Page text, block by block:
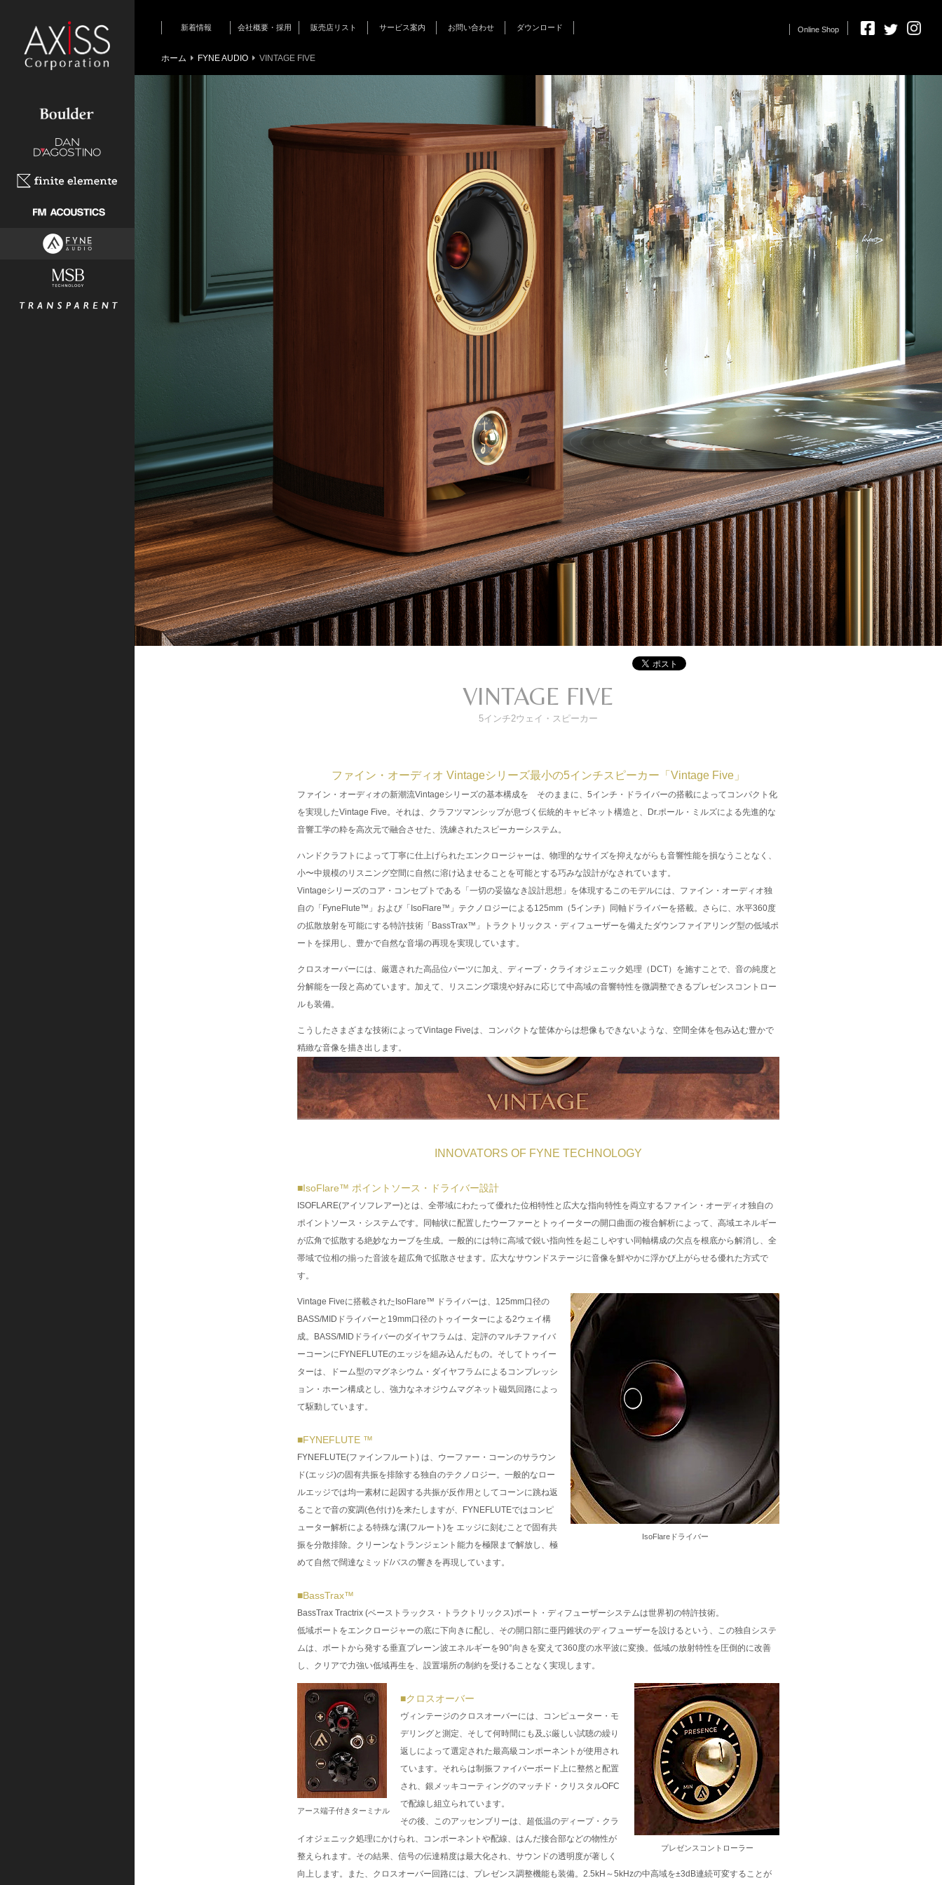
新着情報 会社概要・採用 販売店リスト サービス案内 お問い合わせ ダウンロード
ホーム FYNE AUDIO VINTAGE FIVE
Online Shop
VINTAGE FIVE
5インチ2ウェイ・スピーカー
ファイン・オーディオ Vintageシリーズ最小の5インチスピーカー「Vintage Five」
ファイン・オーディオの新潮流Vintageシリーズの基本構成を そのままに、5インチ・ドライバーの搭載によってコンパクト化
を実現したVintage Five。それは、クラフツマンシップが息づく伝統的キャビネット構造と、Dr.ポール・ミルズによる先進的な
音響工学の粋を高次元で融合させた、洗練されたスピーカーシステム。
ハンドクラフトによって丁寧に仕上げられたエンクロージャーは、物理的なサイズを抑えながらも音響性能を損なうことなく、
小〜中規模のリスニング空間に自然に溶け込ませることを可能とする巧みな設計がなされています。
Vintageシリーズのコア・コンセプトである「一切の妥協なき設計思想」を体現するこのモデルには、ファイン・オーディオ独
自の「FyneFlute™」および「IsoFlare™」テクノロジーによる125mm（5インチ）同軸ドライバーを搭載。さらに、水平360度
の拡散放射を可能にする特許技術「BassTrax™」トラクトリックス・ディフューザーを備えたダウンファイアリング型の低域ポ
ートを採用し、豊かで自然な音場の再現を実現しています。
クロスオーバーには、厳選された高品位パーツに加え、ディープ・クライオジェニック処理（DCT）を施すことで、音の純度と
分解能を一段と高めています。加えて、リスニング環境や好みに応じて中高域の音響特性を微調整できるプレゼンスコントロー
ルも装備。
こうしたさまざまな技術によってVintage Fiveは、コンパクトな筐体からは想像もできないような、空間全体を包み込む豊かで
精緻な音像を描き出します。
INNOVATORS OF FYNE TECHNOLOGY
■IsoFlare™ ポイントソース・ドライバー設計
ISOFLARE(アイソフレアー)とは、全帯域にわたって優れた位相特性と広大な指向特性を両立するファイン・オーディオ独自の
ポイントソース・システムです。同軸状に配置したウーファーとトゥイーターの開口曲面の複合解析によって、高域エネルギー
が広角で拡散する絶妙なカーブを生成。一般的には特に高域で鋭い指向性を起こしやすい同軸構成の欠点を根底から解消し、全
帯域で位相の揃った音波を超広角で拡散させます。広大なサウンドステージに音像を鮮やかに浮かび上がらせる優れた方式で
す。
IsoFlareドライバー
Vintage Fiveに搭載されたIsoFlare™ ドライバーは、125mm口径の
BASS/MIDドライバーと19mm口径のトゥイーターによる2ウェイ構
成。BASS/MIDドライバーのダイヤフラムは、定評のマルチファイバ
ーコーンにFYNEFLUTEのエッジを組み込んだもの。そしてトゥイー
ターは、ドーム型のマグネシウム・ダイヤフラムによるコンプレッシ
ョン・ホーン構成とし、強力なネオジウムマグネット磁気回路によっ
て駆動しています。
■FYNEFLUTE ™
FYNEFLUTE(ファインフルート) は、ウーファー・コーンのサラウン
ド(エッジ)の固有共振を排除する独自のテクノロジー。一般的なロー
ルエッジでは均一素材に起因する共振が反作用としてコーンに跳ね返
ることで音の変調(色付け)を来たしますが、FYNEFLUTEではコンピ
ューター解析による特殊な溝(フルート)を エッジに刻むことで固有共
振を分散排除。クリーンなトランジェント能力を極限まで解放し、極
めて自然で闊達なミッド/バスの響きを再現しています。
■BassTrax™
BassTrax Tractrix (ベーストラックス・トラクトリックス)ポート・ディフューザーシステムは世界初の特許技術。
低域ポートをエンクロージャーの底に下向きに配し、その開口部に亜円錐状のディフューザーを設けるという、この独自システ
ムは、ポートから発する垂直プレーン波エネルギーを90°向きを変えて360度の水平波に変換。低域の放射特性を圧倒的に改善
し、クリアで力強い低域再生を、設置場所の制約を受けることなく実現します。
アース端子付きターミナル
プレゼンスコントローラー
■クロスオーバー
ヴィンテージのクロスオーバーには、コンピューター・モ
デリングと測定、そして何時間にも及ぶ厳しい試聴の繰り
返しによって選定された最高級コンポーネントが使用され
ています。それらは制振ファイバーボード上に整然と配置
され、銀メッキコーティングのマッチド・クリスタルOFC
で配線し組立られています。
その後、このアッセンブリーは、超低温のディープ・クラ
イオジェニック処理にかけられ、コンポーネントや配線、はんだ接合部などの物性が
整えられます。その結果、信号の伝達精度は最大化され、サウンドの透明度が著しく
向上します。また、クロスオーバー回路には、プレゼンス調整機能も装備。2.5kH～5kHzの中高域を±3dB連続可変することが